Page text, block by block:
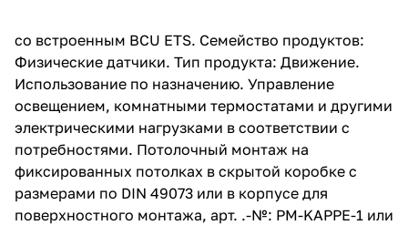
со встроенным BCU ETS. Семейство продуктов:
Физические датчики. Тип продукта: Движение.
Использование по назначению. Управление
освещением, комнатными термостатами и другими
электрическими нагрузками в соответствии с
потребностями. Потолочный монтаж на
фиксированных потолках в скрытой коробке с
размерами по DIN 49073 или в корпусе для
поверхностного монтажа, арт. .-№: PM-KAPPE-1 или